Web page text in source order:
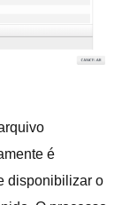
é
disponibilizar o